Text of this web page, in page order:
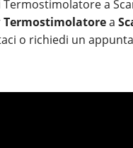
Termostimolatore a
Termostimolatorea
o richiedi un